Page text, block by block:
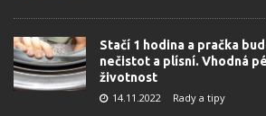
Stačí 1 hodina a pračka
nečistot a plísní. Vhodná
životnost
14.11.2022 Rady a tipy